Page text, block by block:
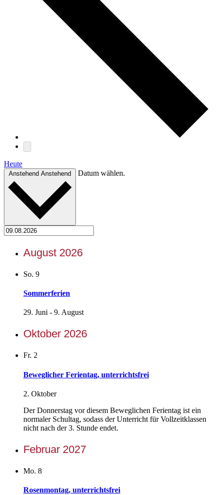
Heute
Anstehend Anstehend Datum wählen.
August 2026
So. 9
Sommerferien
29. Juni - 9. August
Oktober 2026
Fr. 2
Beweglicher Ferientag, unterrichtsfrei
2. Oktober
Der Donnerstag vor diesem Beweglichen Ferientag ist ein
normaler Schultag, sodass der Unterricht für Vollzeitklassen
nicht nach der 3. Stunde endet.
Februar 2027
Mo. 8
Rosenmontag, unterrichtsfrei